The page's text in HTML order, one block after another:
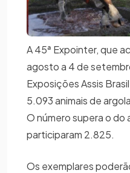
A 45ª Expointer, que
agosto a 4 de
Exposições Assis
5.093 animais de
O número supera o do
participaram 2.825.
Os exemplares